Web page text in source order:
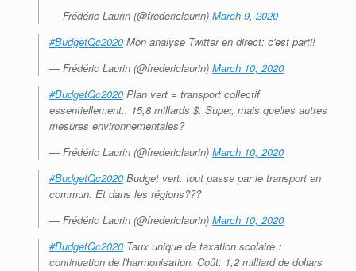
— Frédéric Laurin (@fredericlaurin) March 9, 2020
#BudgetQc2020 Mon analyse Twitter en direct: c'est parti!
— Frédéric Laurin (@fredericlaurin) March 10, 2020
#BudgetQc2020 Plan vert = transport collectif
essentiellement., 15,8 millards $. Super, mais quelles autres
mesures environnementales?
— Frédéric Laurin (@fredericlaurin) March 10, 2020
#BudgetQc2020 Budget vert: tout passe par le transport en
commun. Et dans les régions???
— Frédéric Laurin (@fredericlaurin) March 10, 2020
#BudgetQc2020 Taux unique de taxation scolaire :
continuation de l'harmonisation. Coût: 1,2 milliard de dollars